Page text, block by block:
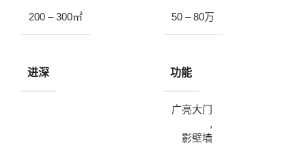
200 – 300㎡ 50 – 80万
进深 功能
广亮大门
,
影壁墙